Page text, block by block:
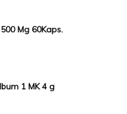
Mg 60Kaps.
1 MK 4 g